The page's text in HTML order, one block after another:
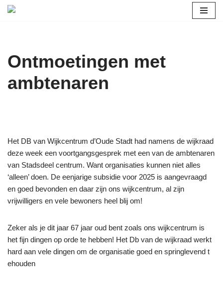
inhoud
Ontmoetingen met
ambtenaren
Het DB van Wijkcentrum d’Oude Stadt had namens de wijkraad
deze week een voortgangsgesprek met een van de ambtenaren
van Stadsdeel centrum. Want organisaties kunnen niet alles
‘alleen’ doen. De eenjarige subsidie voor 2025 is aangevraagd
en goed bevonden en daar zijn ons wijkcentrum, al zijn
vrijwilligers en vele bewoners heel blij om!
Zeker als je dit jaar 67 jaar oud bent zoals ons wijkcentrum is
het fijn dingen op orde te hebben! Het Db van de wijkraad werkt
hard aan vele dingen om de organisatie goed en springlevend t
ehouden